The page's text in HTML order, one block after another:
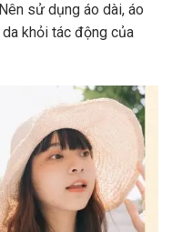
sử dụng áo dài, áo
khỏi tác động của